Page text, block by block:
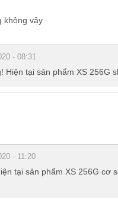
như không có sự thua
không vậy
- 08:31
Hiện tại sản phẩm XS 256G
- 11:20
tại sản phẩm XS 256G cơ